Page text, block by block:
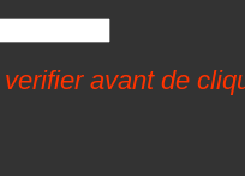
avant de